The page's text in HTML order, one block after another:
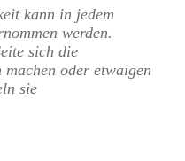
kann in jedem
werden.
sich die
oder etwaigen
sie